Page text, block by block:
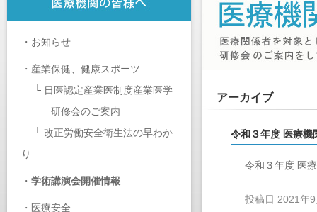
・ お知らせ
・ 産業保健、健康スポーツ
└ 日医認定産業医制度産業医学
研修会のご案内
└ 改正労働安全衛生法の早わか
り
・ 学術講演会開催情報
・ 医療安全
アーカイブ
令和３年度 医療機
令和３年度 医
投稿日 2021年